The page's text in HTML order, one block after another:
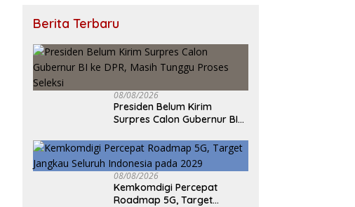
Berita Terbaru
08/08/2026
Presiden Belum Kirim
Surpres Calon Gubernur BI
Proses Seleksi
08/08/2026
Kemkomdigi Percepat
Roadmap 5G, Target